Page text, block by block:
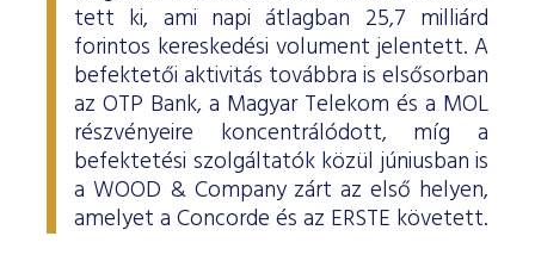
tett ki, ami napi átlagban 25,7 milliárd
forintos kereskedési volument jelentett. A
befektetői aktivitás továbbra is elsősorban
az OTP Bank, a Magyar Telekom és a MOL
részvényeire koncentrálódott, míg a
befektetési szolgáltatók közül júniusban is
a WOOD & Company zárt az első helyen,
amelyet a Concorde és az ERSTE követett.